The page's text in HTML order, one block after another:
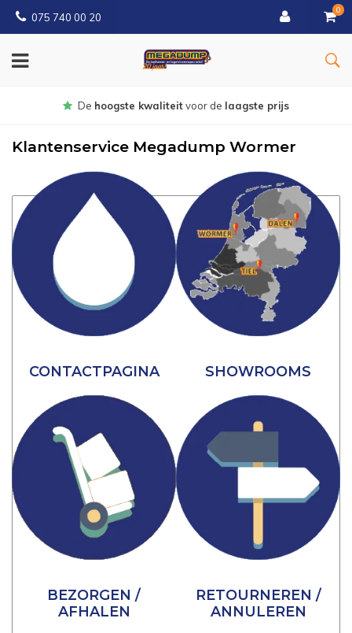
075 740 00 20
0
Gratisbezorgd vanaf € 150
Klantenservice Megadump Wormer
CONTACTPAGINA SHOWROOMS
BEZORGEN /
AFHALEN
RETOURNEREN /
ANNULEREN